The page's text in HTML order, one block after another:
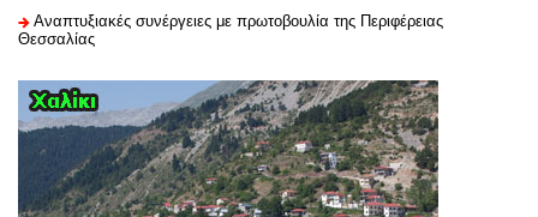
Αναπτυξιακές συνέργειες με πρωτοβουλία της Περιφέρειας
Θεσσαλίας